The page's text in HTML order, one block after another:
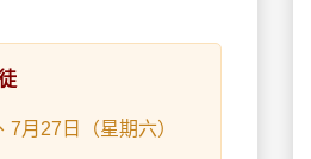
月27日（星期六）